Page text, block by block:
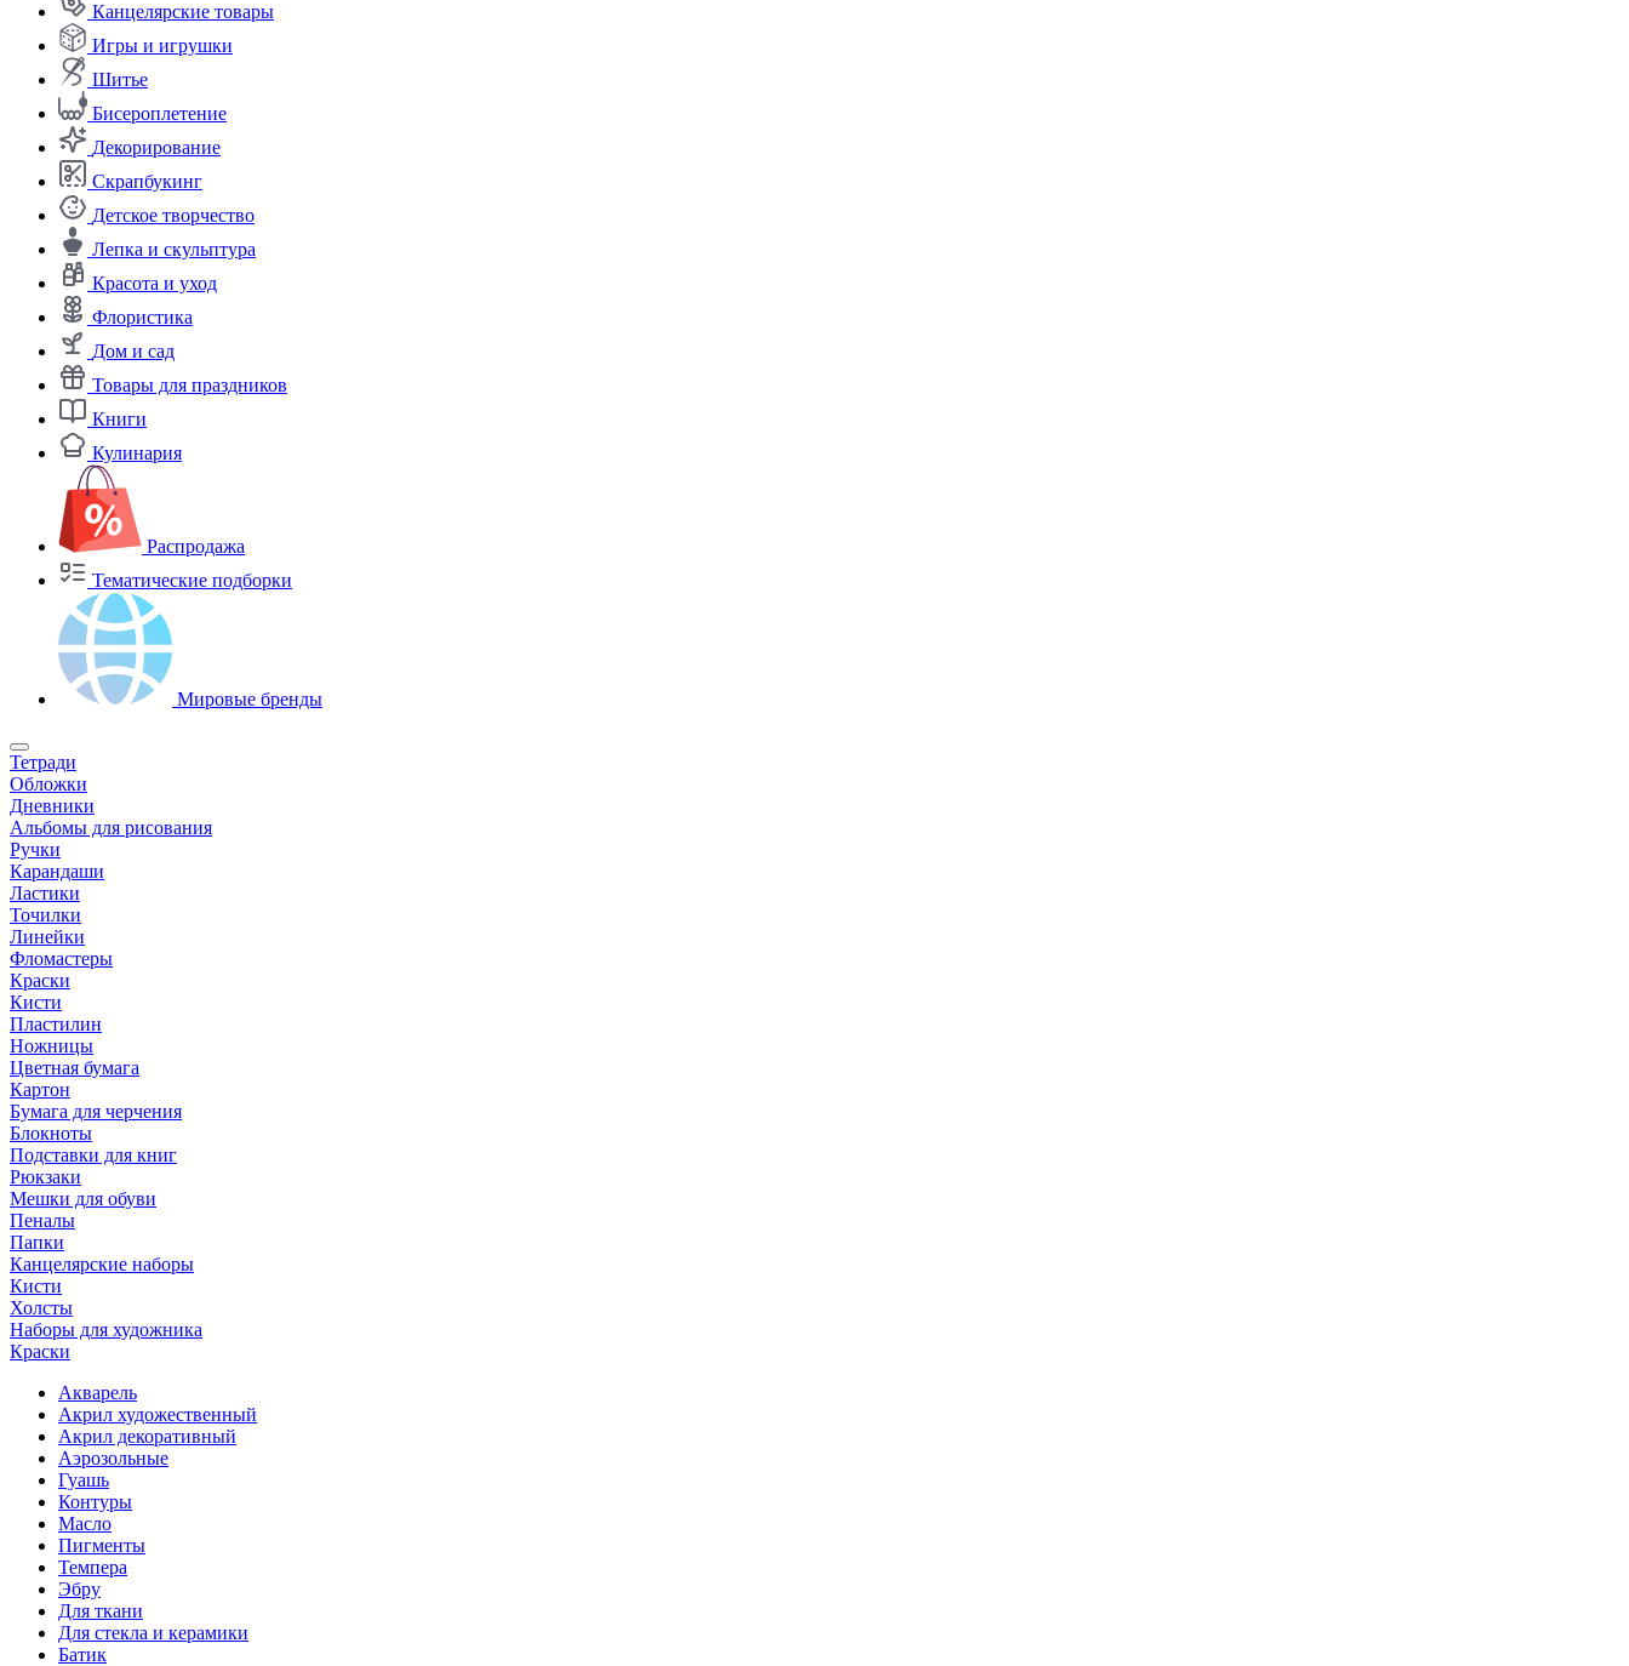
Канцелярские товары
Игры и игрушки
Шитье
Бисероплетение
Декорирование
Скрапбукинг
Детское творчество
Лепка и скульптура
Красота и уход
Флористика
Дом и сад
Товары для праздников
Книги
Кулинария
Распродажа
Тематические подборки
Мировые бренды
Тетради
Обложки
Дневники
Альбомы для рисования
Ручки
Карандаши
Ластики
Точилки
Линейки
Фломастеры
Краски
Кисти
Пластилин
Ножницы
Цветная бумага
Картон
Бумага для черчения
Блокноты
Подставки для книг
Рюкзаки
Мешки для обуви
Пеналы
Папки
Канцелярские наборы
Кисти
Холсты
Наборы для художника
Краски
Акварель
Акрил художественный
Акрил декоративный
Аэрозольные
Гуашь
Контуры
Масло
Пигменты
Темпера
Эбру
Для ткани
Для стекла и керамики
Батик